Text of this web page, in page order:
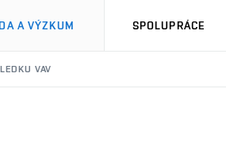
A VÝZKUM SPOLUPRÁCE
VAV